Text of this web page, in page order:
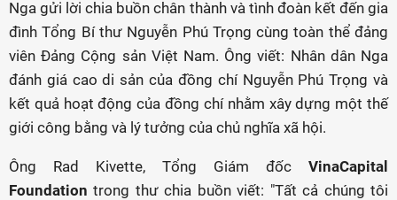
Nga gửi lời chia buồn chân thành và tình đoàn kết đến gia
đình Tổng Bí thư Nguyễn Phú Trọng cùng toàn thể đảng
viên Đảng Cộng sản Việt Nam. Ông viết: Nhân dân Nga
đánh giá cao di sản của đồng chí Nguyễn Phú Trọng và
kết quả hoạt động của đồng chí nhằm xây dựng một thế
giới công bằng và lý tưởng của chủ nghĩa xã hội.
Ông Rad Kivette, Tổng Giám đốc VinaCapital
Foundation trong thư chia buồn viết: "Tất cả chúng tôi